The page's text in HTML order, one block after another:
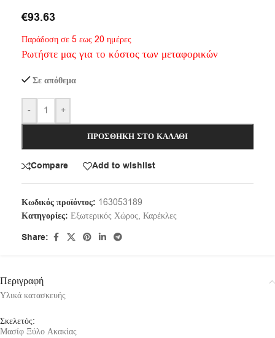
€93.63
Παράδοση σε 5 εως 20 ημέρες
Ρωτήστε μας για το κόστος των μεταφορικών
Σε απόθεμα
- +
ΠΡΟΣΘΉΚΗ ΣΤΟ ΚΑΛΆΘΙ
Compare Add to wishlist
Κωδικός προϊόντος: 163053189
Κατηγορίες: Εξωτερικός Χώρος, Καρέκλες
Share:
Περιγραφή
Υλικά κατασκευής
Σκελετός:
Μασίφ Ξύλο Ακακίας